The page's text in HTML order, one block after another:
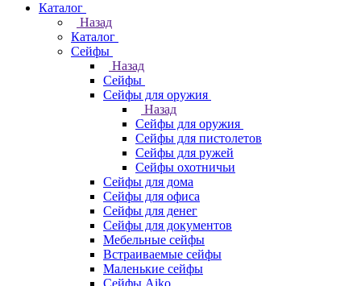
Каталог
Назад
Каталог
Cейфы
Назад
Cейфы
Cейфы для оружия
Назад
Cейфы для оружия
Сейфы для пистолетов
Сейфы для ружей
Сейфы охотничьи
Cейфы для дома
Cейфы для офиса
Сейфы для денег
Сейфы для документов
Мебельные сейфы
Встраиваемые сейфы
Маленькие сейфы
Сейфы Aiko